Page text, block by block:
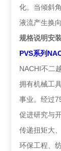
化。当倾斜
液流产生换
规格说明安
PVS系列
NACHI不二
拥有机械工
事业。经过
促进研究与
传递扭矩大
环保工程、